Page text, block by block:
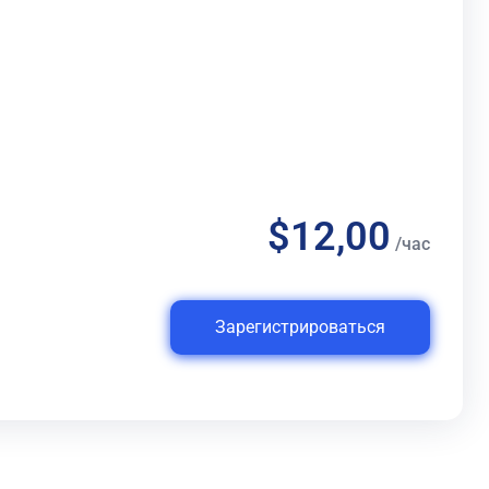
$12,00 /час
Зарегистрироваться